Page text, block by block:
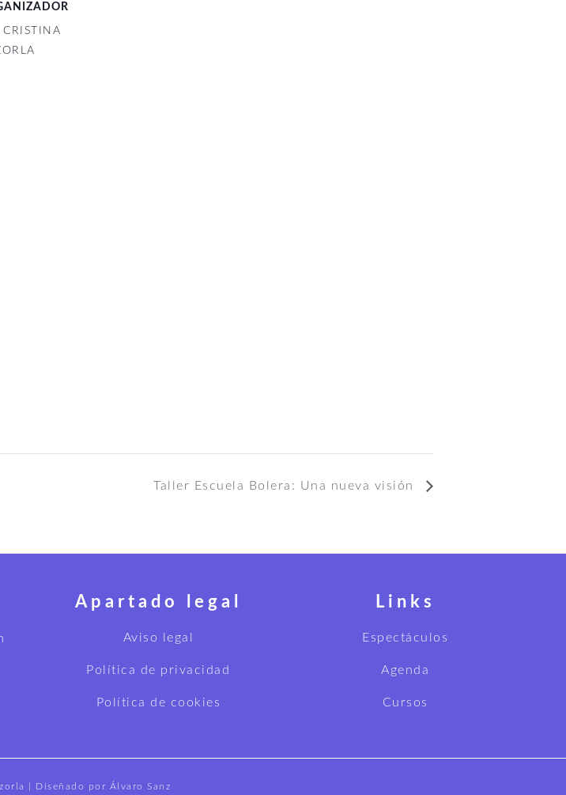
CRISTINA
Taller Escuela Bolera: Una nueva visión
Apartado legal
Aviso legal
Política de privacidad
Política de cookies
Links
Espectáculos
Agenda
Cursos
| Diseñado por Álvaro Sanz